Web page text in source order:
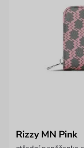
Rizzy MN Pink